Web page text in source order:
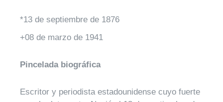
*13 de septiembre de 1876
+08 de marzo de 1941
Pincelada biográfica
Escritor y periodista estadounidense cuyo fuerte